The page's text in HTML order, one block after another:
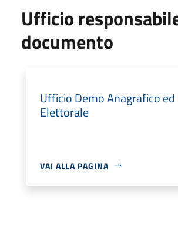
Ufficio
documento
Ufficio Demo Anagrafico ed
Elettorale
VAI ALLA PAGINA